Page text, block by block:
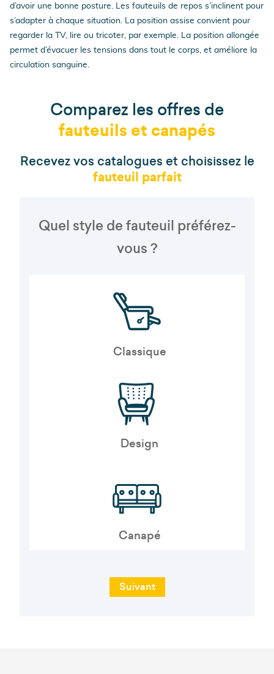
d’avoir une bonne posture. Les fauteuils de repos s’inclinent pour
s’adapter à chaque situation. La position assise convient pour
regarder la TV, lire ou tricoter, par exemple. La position allongée
permet d’évacuer les tensions dans tout le corps, et améliore la
circulation sanguine.